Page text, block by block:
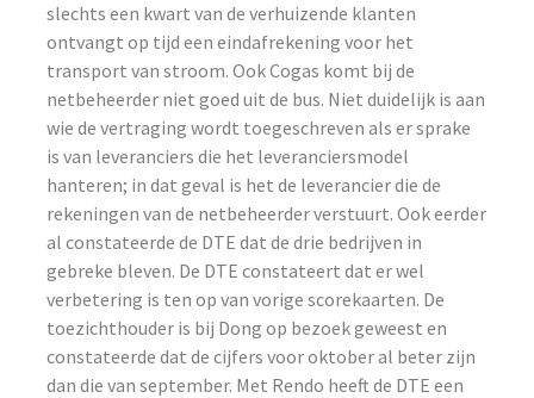
slechts een kwart van de verhuizende klanten
ontvangt op tijd een eindafrekening voor het
transport van stroom. Ook Cogas komt bij de
netbeheerder niet goed uit de bus. Niet duidelijk is aan
wie de vertraging wordt toegeschreven als er sprake
is van leveranciers die het leveranciersmodel
hanteren; in dat geval is het de leverancier die de
rekeningen van de netbeheerder verstuurt. Ook eerder
al constateerde de DTE dat de drie bedrijven in
gebreke bleven. De DTE constateert dat er wel
verbetering is ten op van vorige scorekaarten. De
toezichthouder is bij Dong op bezoek geweest en
constateerde dat de cijfers voor oktober al beter zijn
dan die van september. Met Rendo heeft de DTE een